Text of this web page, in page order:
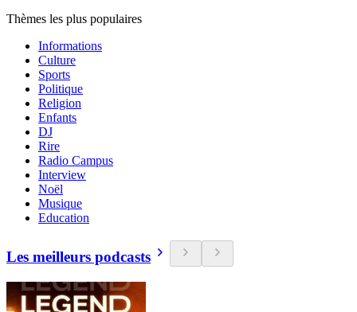
Thèmes les plus populaires
Informations
Culture
Sports
Politique
Religion
Enfants
DJ
Rire
Radio Campus
Interview
Noël
Musique
Education
Les meilleurs podcasts